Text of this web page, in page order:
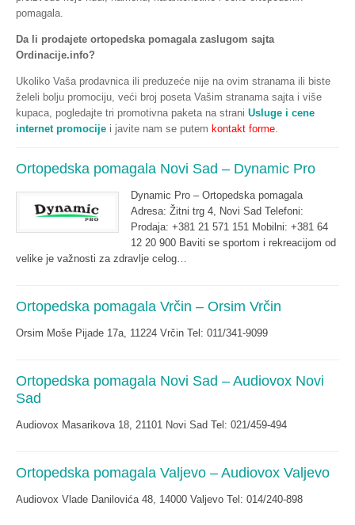
pomagala.
Da li prodajete ortopedska pomagala zaslugom sajta
Ordinacije.info?
Ukoliko Vaša prodavnica ili preduzeće nije na ovim stranama ili biste
želeli bolju promociju, veći broj poseta Vašim stranama sajta i više
kupaca, pogledajte tri promotivna paketa na strani Usluge i cene
internet promocije i javite nam se putem kontakt forme.
Ortopedska pomagala Novi Sad – Dynamic Pro
Dynamic Pro – Ortopedska pomagala
Adresa: Žitni trg 4, Novi Sad Telefoni:
Prodaja: +381 21 571 151 Mobilni: +381 64
12 20 900 Baviti se sportom i rekreacijom od
velike je važnosti za zdravlje celog…
Ortopedska pomagala Vrčin – Orsim Vrčin
Orsim Moše Pijade 17a, 11224 Vrčin Tel: 011/341-9099
Ortopedska pomagala Novi Sad – Audiovox Novi
Sad
Audiovox Masarikova 18, 21101 Novi Sad Tel: 021/459-494
Ortopedska pomagala Valjevo – Audiovox Valjevo
Audiovox Vlade Danilovića 48, 14000 Valjevo Tel: 014/240-898